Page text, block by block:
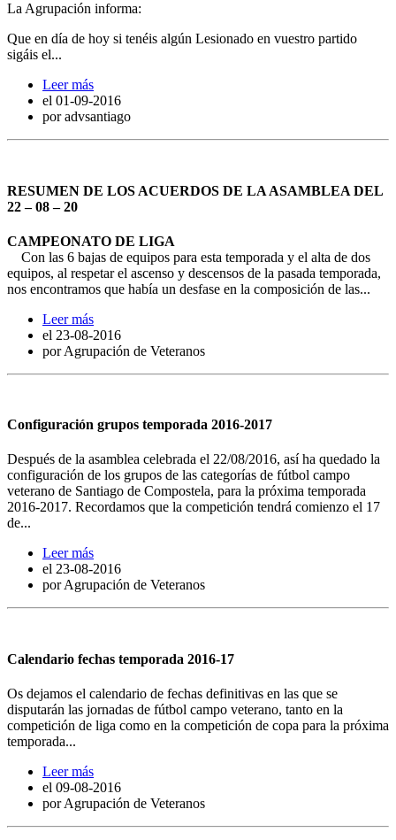
La Agrupación informa:
Que en día de hoy si tenéis algún Lesionado en vuestro partido
sigáis el...
Leer más
el 01-09-2016
por advsantiago
RESUMEN DE LOS ACUERDOS DE LA ASAMBLEA DEL
22 – 08 – 20
CAMPEONATO DE LIGA
Con las 6 bajas de equipos para esta temporada y el alta de dos
equipos, al respetar el ascenso y descensos de la pasada temporada,
nos encontramos que había un desfase en la composición de las...
Leer más
el 23-08-2016
por Agrupación de Veteranos
Configuración grupos temporada 2016-2017
Después de la asamblea celebrada el 22/08/2016, así ha quedado la
configuración de los grupos de las categorías de fútbol campo
veterano de Santiago de Compostela, para la próxima temporada
2016-2017. Recordamos que la competición tendrá comienzo el 17
de...
Leer más
el 23-08-2016
por Agrupación de Veteranos
Calendario fechas temporada 2016-17
Os dejamos el calendario de fechas definitivas en las que se
disputarán las jornadas de fútbol campo veterano, tanto en la
competición de liga como en la competición de copa para la próxima
temporada...
Leer más
el 09-08-2016
por Agrupación de Veteranos